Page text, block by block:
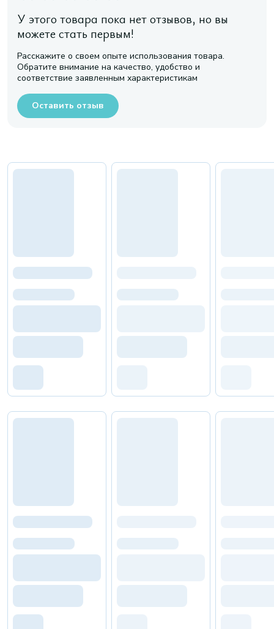
У этого товара пока нет отзывов, но вы
можете стать первым!
Расскажите о своем опыте использования товара.
Обратите внимание на качество, удобство и
соответствие заявленным характеристикам
Оставить отзыв